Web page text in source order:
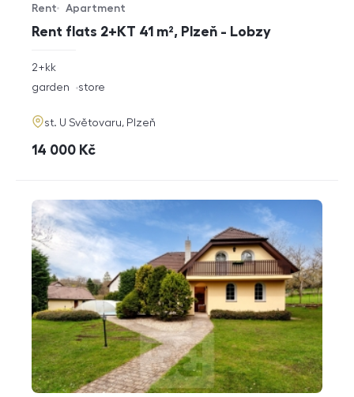
Rent flats 2+KT 41 m², Plzeň - Lobzy
Offer type
Rent
Property type
Apartment
rozměry
2+kk
funkce
garden store
adresa
st. U Světovaru, Plzeň
cena
14 000 Kč